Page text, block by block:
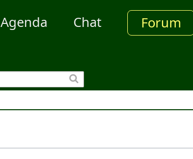
Agenda Chat Forum